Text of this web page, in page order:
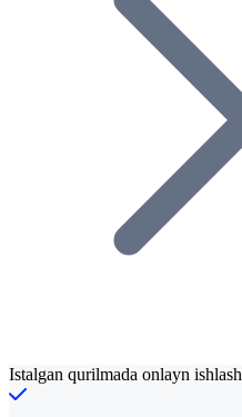
Istalgan qurilmada onlayn ishlash